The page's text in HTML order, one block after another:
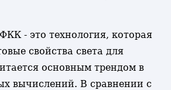
- это технология, которая
свойства света для
основным трендом в
вычислений. В сравнении с